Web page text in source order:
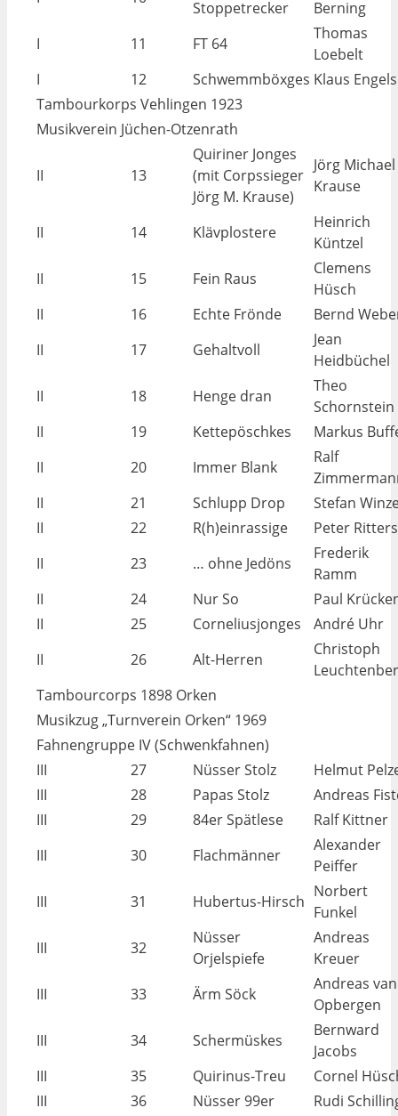
Stoppetrecker
Berning
I
11 FT 64
Thomas
Loebelt
I
12 Schwemmböxges Klaus Engels
Tambourkorps Vehlingen 1923
Musikverein Jüchen-Otzenrath
II 13
Quiriner Jonges
(mit Corpssieger
Jörg M. Krause)
Jörg Michael
Krause
II 14 Klävplostere
Heinrich
Küntzel
II
15 Fein Raus
Clemens
Hüsch
II
16 Echte Frönde
Bernd
II
17 Gehaltvoll
Jean
Heidbüchel
II
18 Henge dran
Theo
Schornstein
II
19 Kettepöschkes
Markus
II
20 Immer Blank
Ralf
II
21 Schlupp Drop
Stefan
II
22 R(h)einrassige
Peter Ritters
II
23 … ohne Jedöns
Frederik
Ramm
II
24 Nur So
Paul
II
25 Corneliusjonges
André Uhr
II
26 Alt-Herren
Christoph
Tambourcorps 1898 Orken
Musikzug „Turnverein Orken“ 1969
Fahnengruppe IV (Schwenkfahnen)
III
27 Nüsser Stolz
Helmut
III
28 Papas Stolz
Andreas
III
29 84er Spätlese
Ralf Kittner
III
30 Flachmänner
Alexander
Peiffer
III
31 Hubertus-Hirsch
Norbert
Funkel
III
32
Nüsser
Orjelspiefe
Andreas
Kreuer
III
33 Ärm Söck
Andreas van
Opbergen
III
34 Schermüskes
Bernward
Jacobs
III
35 Quirinus-Treu
Cornel
III
36 Nüsser 99er
Rudi